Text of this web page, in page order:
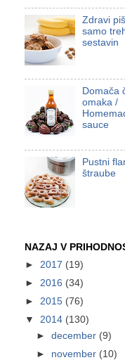
Zdravi
samo
sestavin
Domača
omaka /
sauce
Pustni
štraube
NAZAJ V
► 2017 (19)
► 2016 (34)
► 2015 (76)
▼ 2014 (130)
►december (9)
► november (10)